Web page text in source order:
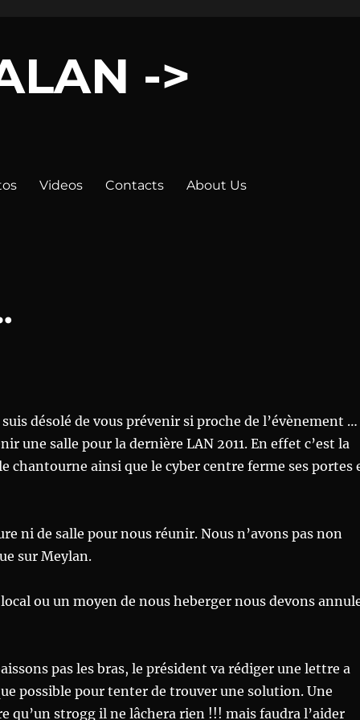
->
Videos Contacts About Us
désolé de vous prévenir si proche de l’évènement …
une salle pour la dernière LAN 2011. En effet c’est la
chantourne ainsi que le cyber centre ferme ses portes
ni de salle pour nous réunir. Nous n’avons pas non
sur Meylan.
ou un moyen de nous heberger nous devons
pas les bras, le président va rédiger une lettre a
possible pour tenter de trouver une solution. Une
strogg il ne lâchera rien !!! mais faudra l’aider